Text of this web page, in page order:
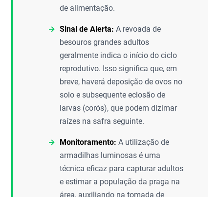
de alimentação.
Sinal de Alerta: A revoada de
besouros grandes adultos
geralmente indica o início do ciclo
reprodutivo. Isso significa que, em
breve, haverá deposição de ovos no
solo e subsequente eclosão de
larvas (corós), que podem dizimar
raízes na safra seguinte.
Monitoramento: A utilização de
armadilhas luminosas é uma
técnica eficaz para capturar adultos
e estimar a população da praga na
área, auxiliando na tomada de